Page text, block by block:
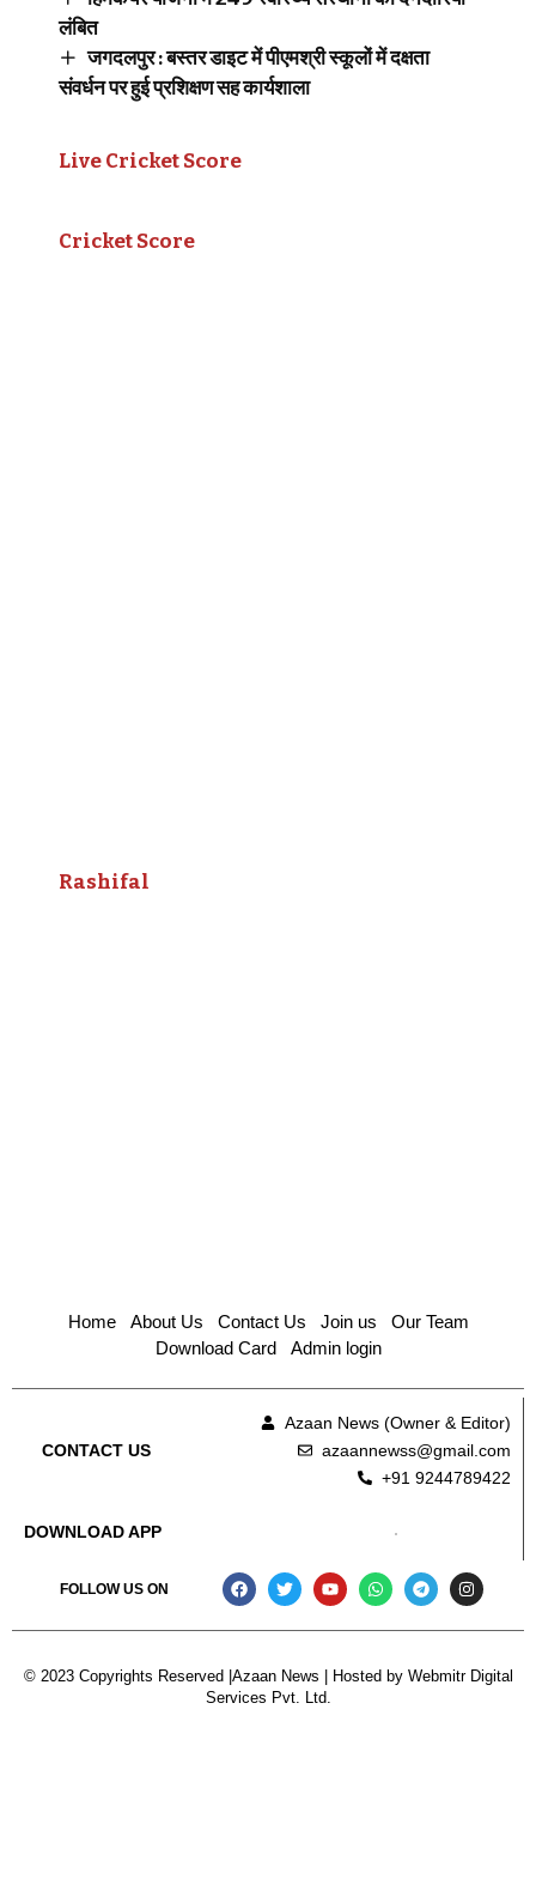
लंबित
जगदलपुर : बस्तर डाइट में पीएमश्री स्कूलों में दक्षता
संवर्धन पर हुई प्रशिक्षण सह कार्यशाला
Live Cricket Score
Cricket Score
Rashifal
Home About Us Contact Us Join us
Our Team
Download Card
Admin login
CONTACT US
Azaan News (Owner & Editor)
azaannewss@gmail.com
+91 9244789422
DOWNLOAD APP
FOLLOW US ON
© 2023 Copyrights Reserved |Azaan News | Hosted by Webmitr Digital
Services Pvt. Ltd.